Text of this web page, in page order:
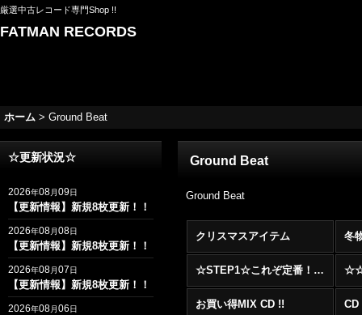
厳選中古レコード専門Shop !!
FATMAN RECORDS
ホーム > Ground Beat
☆更新状況☆
2026年08月09日
【更新情報】新規8枚更新！！
2026年08月08日
【更新情報】新規8枚更新！！
2026年08月07日
【更新情報】新規8枚更新！！
2026年08月06日
Ground Beat
Ground Beat
クリスマスアイテム 冬
☆STEP1☆これぞ定番！！まずはここから！2000年代R&BフロアヒットBest 100 !!!
お買い得MIX CD !!